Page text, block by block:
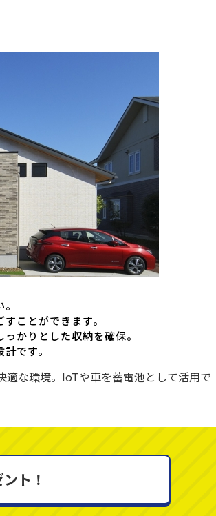
ことができます。
かりとした収納を確保。
です。
な環境。IoTや車を蓄電池として活用で
ト！